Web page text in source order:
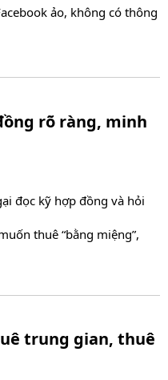
ảo, không có thông
rõ ràng, minh
đọc kỹ hợp đồng và hỏi
thuê “bằng miệng”,
trung gian, thuê